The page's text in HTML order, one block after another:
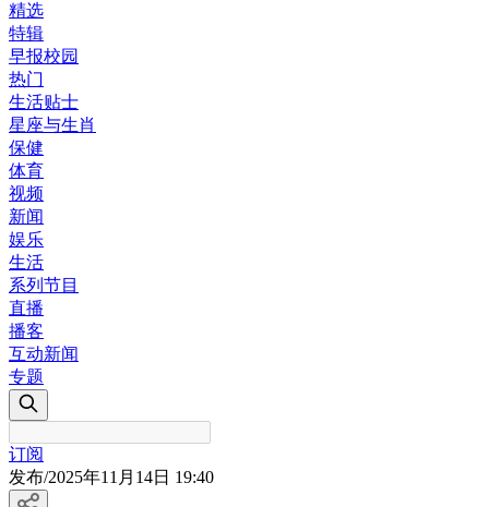
精选
特辑
早报校园
热门
生活贴士
星座与生肖
保健
体育
视频
新闻
娱乐
生活
系列节目
直播
播客
互动新闻
专题
订阅
发布/2025年11月14日 19:40